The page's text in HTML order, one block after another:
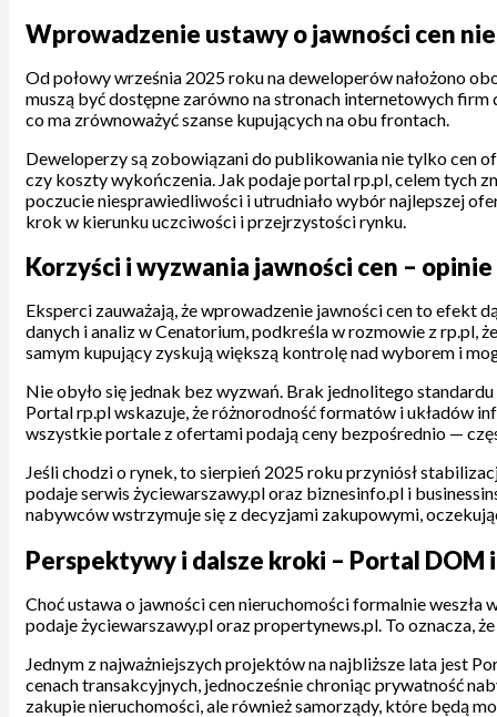
Wprowadzenie ustawy o jawności cen
Od połowy września 2025 roku na deweloperów nałożono
muszą być dostępne zarówno na stronach internetowych
co ma zrównoważyć szanse kupujących na obu frontach.
Deweloperzy są zobowiązani do publikowania nie tylko cen
czy koszty wykończenia. Jak podaje portal rp.pl, celem tych
poczucie niesprawiedliwości i utrudniało wybór najlepszej
krok w kierunku uczciwości i przejrzystości rynku.
Korzyści i wyzwania jawności cen –
Eksperci zauważają, że wprowadzenie jawności cen to efekt
danych i analiz w Cenatorium, podkreśla w rozmowie z rp.pl,
samym kupujący zyskują większą kontrolę nad wyborem i
Nie obyło się jednak bez wyzwań. Brak jednolitego
Portal rp.pl wskazuje, że różnorodność formatów i układów
wszystkie portale z ofertami podają ceny bezpośrednio —
Jeśli chodzi o rynek, to sierpień 2025 roku przyniósł
podaje serwis życiewarszawy.pl oraz biznesinfo.pl i
nabywców wstrzymuje się z decyzjami zakupowymi,
Perspektywy i dalsze kroki – Portal
Choć ustawa o jawności cen nieruchomości formalnie
podaje życiewarszawy.pl oraz propertynews.pl. To oznacza,
Jednym z najważniejszych projektów na najbliższe lata jest
cenach transakcyjnych, jednocześnie chroniąc prywatność
zakupie nieruchomości, ale również samorządy, które będą